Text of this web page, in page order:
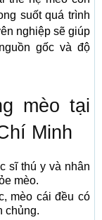
suốt quá trình
nghiệp sẽ giúp
gốc và độ
mèo tại
Minh
sĩ thú y và nhân
mèo.
mèo cái đều có
chủng.